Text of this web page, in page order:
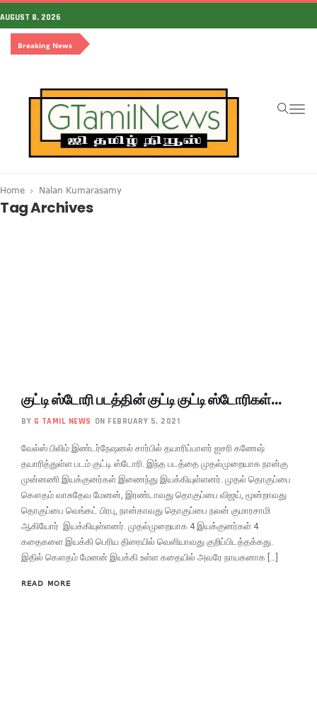
AUGUST 8, 2026
Breaking News
Home Nalan Kumarasamy
Tag Archives
குட்டி ஸ்டோரி படத்தின் குட்டி குட்டி ஸ்டோரிகள்…
BY G TAMIL NEWS ON FEBRUARY 5, 2021
வேல்ஸ் பிலிம் இண்டர்நேஷனல் சார்பில் தயாரிப்பாளர் ஐசரி கணேஷ்
தயாரித்துள்ள படம் குட்டி ஸ்டோரி. இந்த படத்தை முதல்முறையாக நான்கு
முன்னணி இயக்குனர்கள் இணைந்து இயக்கியுள்ளனர். முதல் தொகுப்பை
கௌதம் வாசுதேவ மேனன், இரண்டாவது தொகுப்பை விஜய், மூன்றாவது
தொகுப்பை வெங்கட் பிரபு, நான்காவது தொகுப்பை நலன் குமாரசாமி
ஆகியோர் இயக்கியுள்ளனர். முதல்முறையாக 4 இயக்குனர்கள் 4
கதைகளை இயக்கி பெரிய திரையில் வெளியாவது குறிப்பிடத்தக்கது.
இதில் கௌதம் மேனன் இயக்கி உள்ள கதையில் அவரே நாயகனாக […]
READ MORE